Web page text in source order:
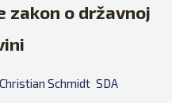
zakon o državnoj
Christian Schmidt SDA